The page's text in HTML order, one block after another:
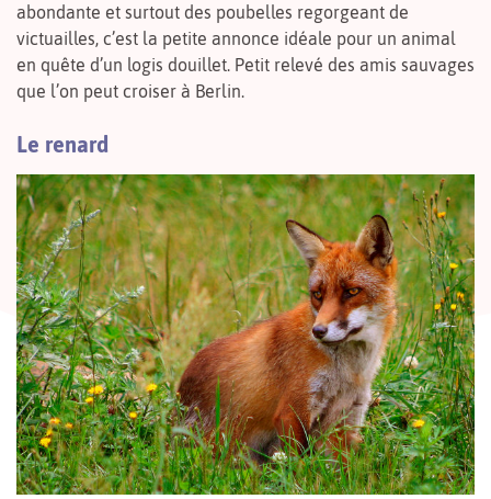
abondante et surtout des poubelles regorgeant de
victuailles, c’est la petite annonce idéale pour un animal
en quête d’un logis douillet. Petit relevé des amis sauvages
que l’on peut croiser à Berlin.
Le renard